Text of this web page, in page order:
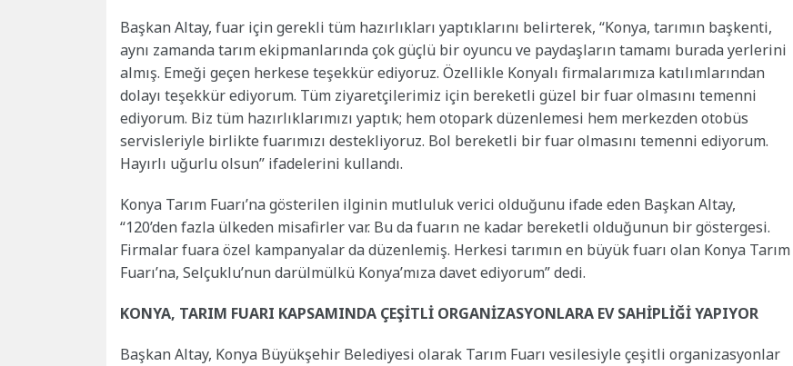
Başkan Altay, fuar için gerekli tüm hazırlıkları yaptıklarını belirterek, “Konya, tarımın başkenti,
aynı zamanda tarım ekipmanlarında çok güçlü bir oyuncu ve paydaşların tamamı burada yerlerini
almış. Emeği geçen herkese teşekkür ediyoruz. Özellikle Konyalı firmalarımıza katılımlarından
dolayı teşekkür ediyorum. Tüm ziyaretçilerimiz için bereketli güzel bir fuar olmasını temenni
ediyorum. Biz tüm hazırlıklarımızı yaptık; hem otopark düzenlemesi hem merkezden otobüs
servisleriyle birlikte fuarımızı destekliyoruz. Bol bereketli bir fuar olmasını temenni ediyorum.
Hayırlı uğurlu olsun” ifadelerini kullandı.
Konya Tarım Fuarı’na gösterilen ilginin mutluluk verici olduğunu ifade eden Başkan Altay,
“120’den fazla ülkeden misafirler var. Bu da fuarın ne kadar bereketli olduğunun bir göstergesi.
Firmalar fuara özel kampanyalar da düzenlemiş. Herkesi tarımın en büyük fuarı olan Konya Tarım
Fuarı’na, Selçuklu’nun darülmülkü Konya’mıza davet ediyorum” dedi.
KONYA, TARIM FUARI KAPSAMINDA ÇEŞİTLİ ORGANİZASYONLARA EV SAHİPLİĞİ YAPIYOR
Başkan Altay, Konya Büyükşehir Belediyesi olarak Tarım Fuarı vesilesiyle çeşitli organizasyonlar